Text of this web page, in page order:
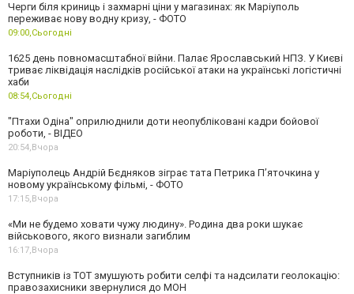
Черги біля криниць і захмарні ціни у магазинах: як Маріуполь
переживає нову водну кризу, - ФОТО
09:00,Сьогодні
1625 день повномасштабної війни. Палає Ярославський НПЗ. У Києві
триває ліквідація наслідків російської атаки на українські логістичні
хаби
08:54,Сьогодні
"Птахи Одіна" оприлюднили доти неопубліковані кадри бойової
роботи, - ВІДЕО
20:54,Вчора
Маріуполець Андрій Бєдняков зіграє тата Петрика П’яточкина у
новому українському фільмі, - ФОТО
17:15,Вчора
«Ми не будемо ховати чужу людину». Родина два роки шукає
військового, якого визнали загиблим
16:17,Вчора
Вступників із ТОТ змушують робити селфі та надсилати геолокацію:
правозахисники звернулися до МОН